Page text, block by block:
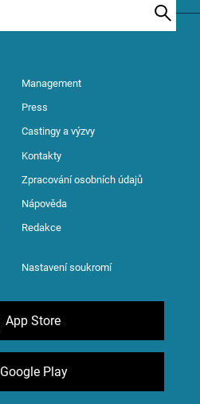
Management
Press
Castingy a výzvy
Kontakty
Zpracování osobních údajů
Nápověda
Redakce
Nastavení soukromí
App Store
Google Play